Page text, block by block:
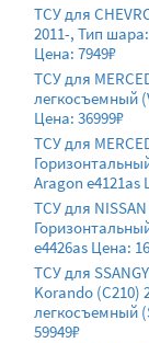
ТСУ для
2011-, Тип
Цена: 7949₽
ТСУ для
легкосъемный
Цена: 36999₽
ТСУ для
Aragon e4121as
ТСУ для
e4426as Цена:
ТСУ для
Korando (C210)
легкосъемный
59949₽